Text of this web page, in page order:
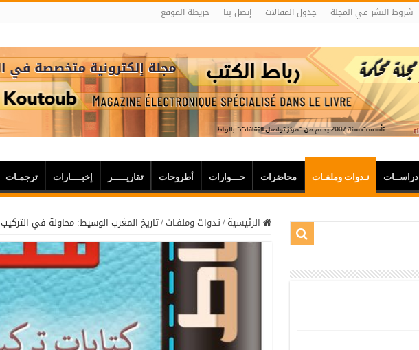
شروط النشر في المجلة جدول المقالات إتصل بنا خريطة الموقع
دراســات نـدوات وملفـات محاضرات حـــوارات أطروحات تقاريـــــر إخبــــارات ترجمـات
الرئيسية/نـدوات وملفـات/تاريخ المغرب الوسيط: محاولة في التركيب